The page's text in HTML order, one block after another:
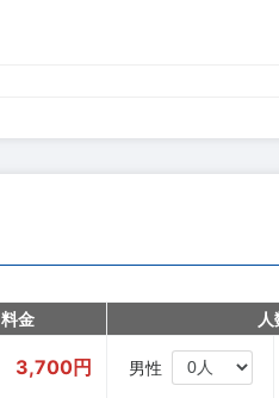
料金 人
3,700円 男性